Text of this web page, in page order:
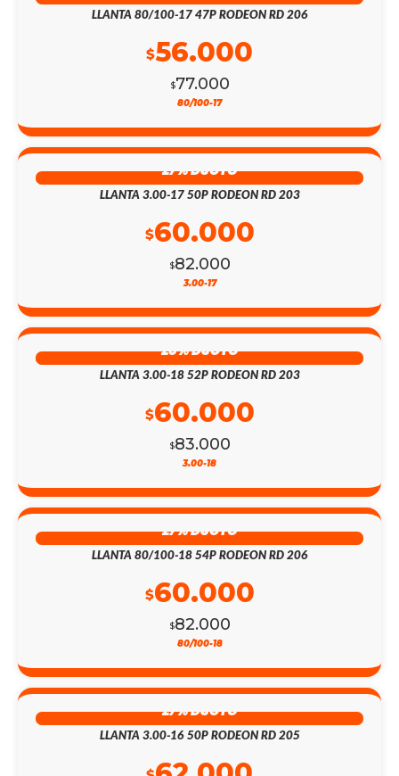
LLANTA 80/100-17 47P RODEON RD 206
$77.000
$56.000
80/100-17
27% DSCTO
LLANTA 3.00-17 50P RODEON RD 203
$82.000
$60.000
3.00-17
28% DSCTO
LLANTA 3.00-18 52P RODEON RD 203
$83.000
$60.000
3.00-18
27% DSCTO
LLANTA 80/100-18 54P RODEON RD 206
$82.000
$60.000
80/100-18
27% DSCTO
LLANTA 3.00-16 50P RODEON RD 205